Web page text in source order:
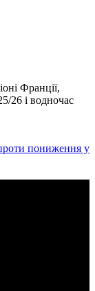
Франції,
26 і водночас
проти пониження у